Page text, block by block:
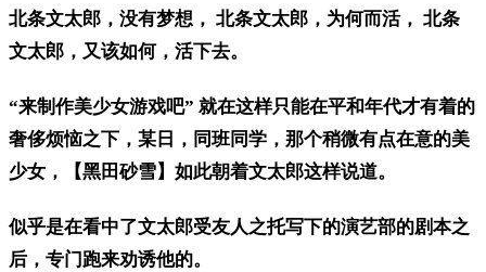
北条文太郎，没有梦想， 北条文太郎，为何而活， 北条
文太郎，又该如何，活下去。
“来制作美少女游戏吧” 就在这样只能在平和年代才有着的
奢侈烦恼之下，某日，同班同学，那个稍微有点在意的美
少女，【黑田砂雪】如此朝着文太郎这样说道。
似乎是在看中了文太郎受友人之托写下的演艺部的剧本之
后，专门跑来劝诱他的。